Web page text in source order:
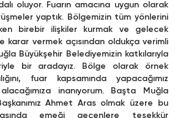
oluyor. Fuarın amacına uygun olarak
yaptık. Bölgemizin tüm yönlerini
birebir ilişkiler kurmak ve gelecek
karar vermek açısından oldukça verimli
Büyükşehir Belediyemizin katkılarıyla
bir aradayız. Bölge olarak örnek
fuar kapsamında yapacağımız
inanıyorum. Başta Muğla
Ahmet Aras olmak üzere bu
emeği geçenlere teşekkür